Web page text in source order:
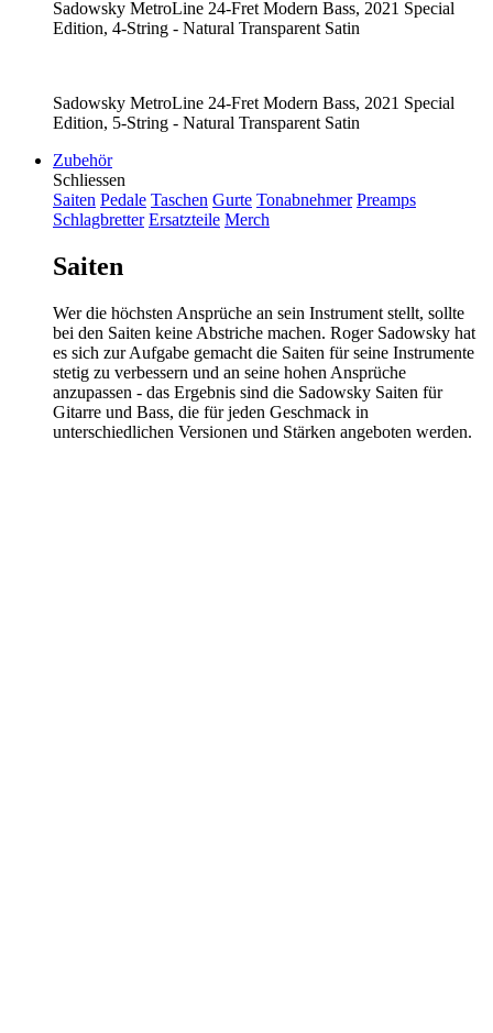
Sadowsky MetroLine 24-Fret Modern Bass, 2021 Special
Edition, 4-String - Natural Transparent Satin
Sadowsky MetroLine 24-Fret Modern Bass, 2021 Special
Edition, 5-String - Natural Transparent Satin
Zubehör
Schliessen
Saiten Pedale Taschen Gurte Tonabnehmer Preamps
Schlagbretter Ersatzteile Merch
Saiten
Wer die höchsten Ansprüche an sein Instrument stellt, sollte
bei den Saiten keine Abstriche machen. Roger Sadowsky hat
es sich zur Aufgabe gemacht die Saiten für seine Instrumente
stetig zu verbessern und an seine hohen Ansprüche
anzupassen - das Ergebnis sind die Sadowsky Saiten für
Gitarre und Bass, die für jeden Geschmack in
unterschiedlichen Versionen und Stärken angeboten werden.